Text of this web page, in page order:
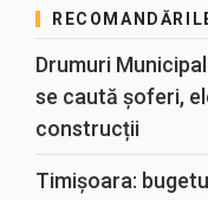
Drumuri
se caută șoferi,
construcții
Timișoara: